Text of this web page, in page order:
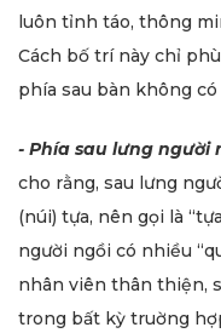
luôn tỉnh táo, thông
Cách bố trí này chỉ
phía sau bàn không có
- Phía sau lưng người
cho rằng, sau lưng
(núi) tựa, nên gọi là
người ngồi có nhiều
nhân viên thân thiện,
trong bất kỳ truờng